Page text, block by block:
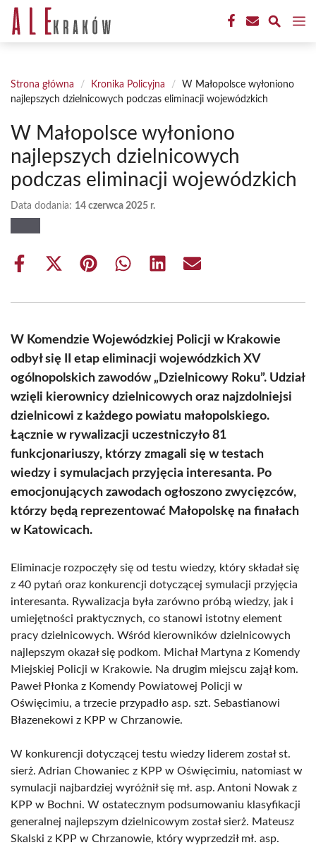
Przejdź
treści
Strona główna / Kronika Policyjna /
W Małopolsce wyłoniono
najlepszych dzielnicowych podczas eliminacji wojewódzkich
W Małopolsce wyłoniono
najlepszych dzielnicowych
podczas eliminacji wojewódzkich
Data dodania: 14 czerwca 2025 r.
Share
Share
(Twitter)
Share Share Share Share
W Komendzie Wojewódzkiej Policji w Krakowie
odbył się II etap eliminacji wojewódzkich XV
ogólnopolskich zawodów „Dzielnicowy Roku”. Udział
wzięli kierownicy dzielnicowych oraz najzdolniejsi
dzielnicowi z każdego powiatu małopolskiego.
Łącznie w rywalizacji uczestniczyło 81
funkcjonariuszy, którzy zmagali się w testach
wiedzy i symulacjach przyjęcia interesanta. Po
emocjonujących zawodach ogłoszono zwycięzców,
którzy będą reprezentować Małopolskę na finałach
w Katowicach.
Eliminacje rozpoczęły się od testu wiedzy, który składał się
z 40 pytań oraz konkurencji dotyczącej symulacji przyjęcia
interesanta. Rywalizacja była zarówno próbą wiedzy, jak i
umiejętności praktycznych, co stanowi istotny element
pracy dzielnicowych. Wśród kierowników dzielnicowych
najlepszym okazał się podkom. Michał Martyna z Komendy
Miejskiej Policji w Krakowie. Na drugim miejscu zajął kom.
Paweł Płonka z Komendy Powiatowej Policji w
Oświęcimiu, a trzecie przypadło asp. szt. Sebastianowi
Błazenekowi z KPP w Chrzanowie.
W konkurencji dotyczącej testu wiedzy liderem został st.
sierż. Adrian Chowaniec z KPP w Oświęcimiu, natomiast w
symulacji najbardziej wyróżnił się mł. asp. Antoni Nowak z
KPP w Bochni. W ostatecznym podsumowaniu klasyfikacji
generalnej najlepszym dzielnicowym został sierż. Mateusz
Skalski z KPP w Chrzanowie, który wyprzedził mł. asp.